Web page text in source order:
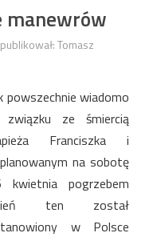
manewrów
Tomasz
powszechnie wiadomo
ze śmiercią
Franciszka i
na sobotę
kwietnia pogrzebem
ten został
w Polsce